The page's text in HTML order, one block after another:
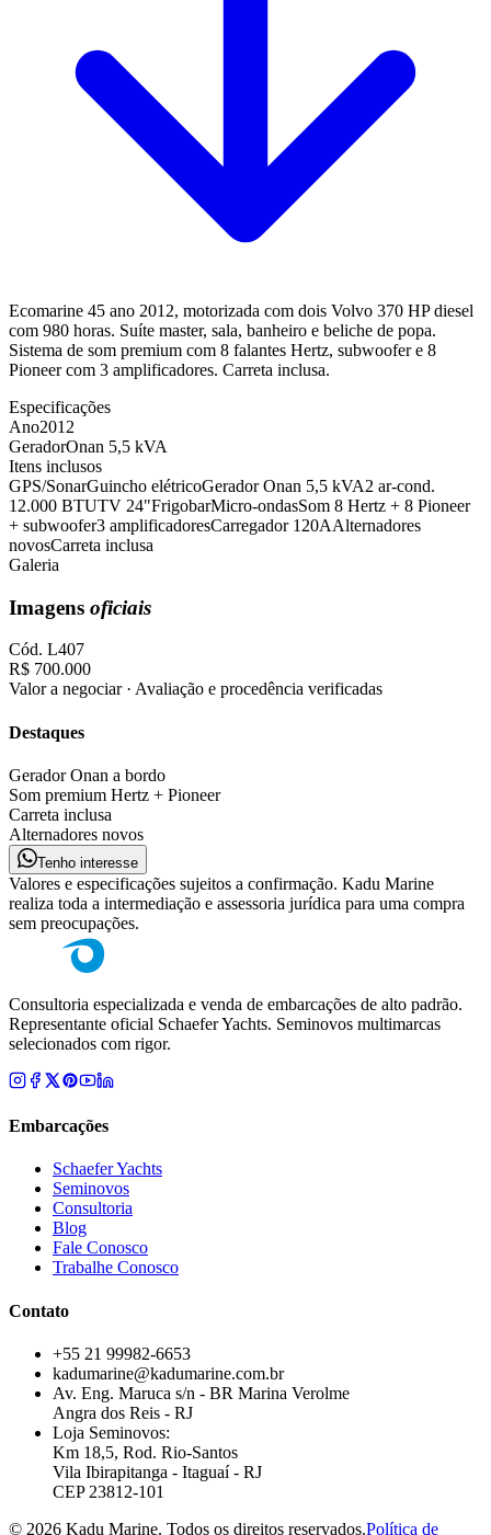
Ecomarine 45 ano 2012, motorizada com dois Volvo 370 HP diesel
com 980 horas. Suíte master, sala, banheiro e beliche de popa.
Sistema de som premium com 8 falantes Hertz, subwoofer e 8
Pioneer com 3 amplificadores. Carreta inclusa.
Especificações
Ano2012
GeradorOnan 5,5 kVA
Itens inclusos
GPS/SonarGuincho elétricoGerador Onan 5,5 kVA2 ar-cond.
12.000 BTUTV 24"FrigobarMicro-ondasSom 8 Hertz + 8 Pioneer
+ subwoofer3 amplificadoresCarregador 120AAlternadores
novosCarreta inclusa
Galeria
Imagens oficiais
Cód. L407
R$ 700.000
Valor a negociar · Avaliação e procedência verificadas
Destaques
Gerador Onan a bordo
Som premium Hertz + Pioneer
Carreta inclusa
Alternadores novos
Tenho interesse
Valores e especificações sujeitos a confirmação. Kadu Marine
realiza toda a intermediação e assessoria jurídica para uma compra
sem preocupações.
Consultoria especializada e venda de embarcações de alto padrão.
Representante oficial Schaefer Yachts. Seminovos multimarcas
selecionados com rigor.
Embarcações
Schaefer Yachts
Seminovos
Consultoria
Blog
Fale Conosco
Trabalhe Conosco
Contato
+55 21 99982-6653
kadumarine@kadumarine.com.br
Av. Eng. Maruca s/n - BR Marina Verolme
Angra dos Reis - RJ
Loja Seminovos:
Km 18,5, Rod. Rio-Santos
Vila Ibirapitanga - Itaguaí - RJ
CEP 23812-101
© 2026 Kadu Marine. Todos os direitos reservados.Política de